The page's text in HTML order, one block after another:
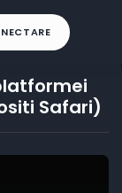
Safari)